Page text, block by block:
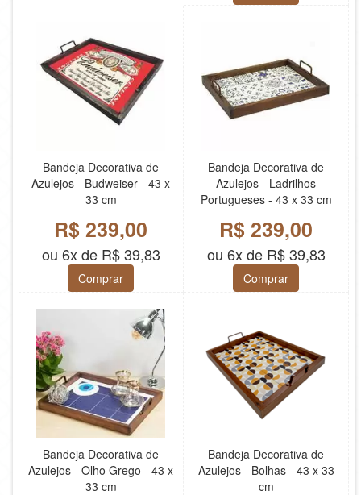
Bandeja Decorativa de
Azulejos - Budweiser - 43 x
33 cm
R$ 239,00
ou 6x de R$ 39,83
Comprar
Bandeja Decorativa de
Azulejos - Ladrilhos
Portugueses - 43 x 33 cm
R$ 239,00
ou 6x de R$ 39,83
Comprar
Bandeja Decorativa de
Azulejos - Olho Grego - 43 x
33 cm
Bandeja Decorativa de
Azulejos - Bolhas - 43 x 33
cm